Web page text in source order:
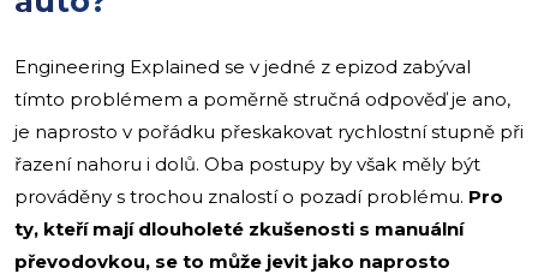
Engineering Explained se v jedné z epizod zabýval
tímto problémem a poměrně stručná odpověď je ano,
je naprosto v pořádku přeskakovat rychlostní stupně při
řazení nahoru i dolů. Oba postupy by však měly být
prováděny s trochou znalostí o pozadí problému. Pro
ty, kteří mají dlouholeté zkušenosti s manuální
převodovkou, se to může jevit jako naprosto